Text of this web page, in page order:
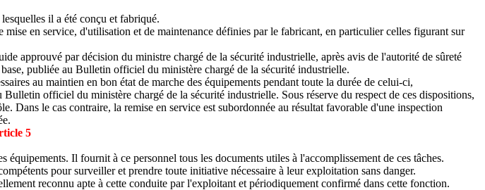
il a été conçu et fabriqué.
en service, d'utilisation et de maintenance définies par le fabricant, en particulier celles figurant sur
approuvé par décision du ministre chargé de la sécurité industrielle, après avis de l'autorité de sûreté
publiée au Bulletin officiel du ministère chargé de la sécurité industrielle.
au maintien en bon état de marche des équipements pendant toute la durée de celui-ci,
officiel du ministère chargé de la sécurité industrielle. Sous réserve du respect de ces dispositions,
Dans le cas contraire, la remise en service est subordonnée au résultat favorable d'une inspection
5
Il fournit à ce personnel tous les documents utiles à l'accomplissement de ces tâches.
pour surveiller et prendre toute initiative nécessaire à leur exploitation sans danger.
reconnu apte à cette conduite par l'exploitant et périodiquement confirmé dans cette fonction.